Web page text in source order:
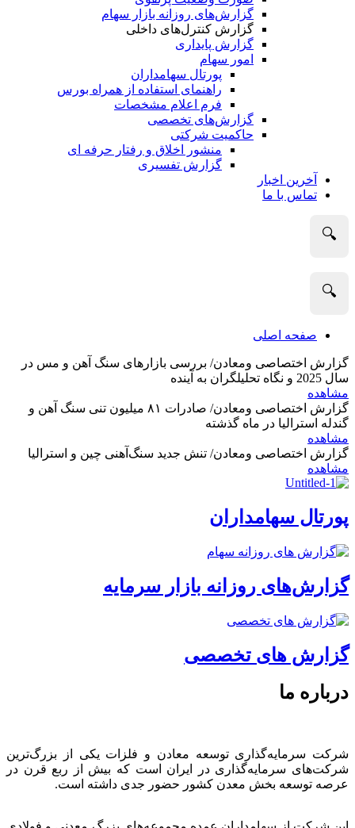
گزارش‌های روزانه بازار سهام
گزارش کنترل‌های داخلی
گزارش پایداری
امور سهام
پورتال سهامداران
راهنمای استفاده از همراه بورس
فرم اعلام مشخصات
گزارش‌های تخصصی
حاکمیت شرکتی
منشور اخلاق و رفتار حرفه­ ای
گزارش تفسیری
آخرین اخبار
تماس با ما
🔍
🔍
صفحه اصلی
گزارش اختصاصی ومعادن/ بررسی بازارهای سنگ آهن و مس در
سال 2025 و نگاه تحلیلگران به آینده
مشاهده
گزارش اختصاصی ومعادن/ صادرات ۸۱ میلیون تنی سنگ آهن و
گندله استرالیا در ماه گذشته
مشاهده
گزارش اختصاصی ومعادن/ تنش جدید سنگ‌آهنی چین و استرالیا
مشاهده
پورتال سهامداران
گزارش‌های روزانه بازار سرمایه
گزارش های تخصصی
درباره ما
شرکت سرمایه‌گذاری توسعه معادن و فلزات یکی از بزرگ‌ترین
شرکت‌های سرمایه‌گذاری در ایران است که بیش از ربع قرن در
عرصه توسعه بخش معدن کشور حضور جدی داشته است.